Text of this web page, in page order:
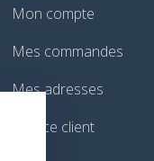
Mon compte
Mes commandes
Mes adresses
Service client